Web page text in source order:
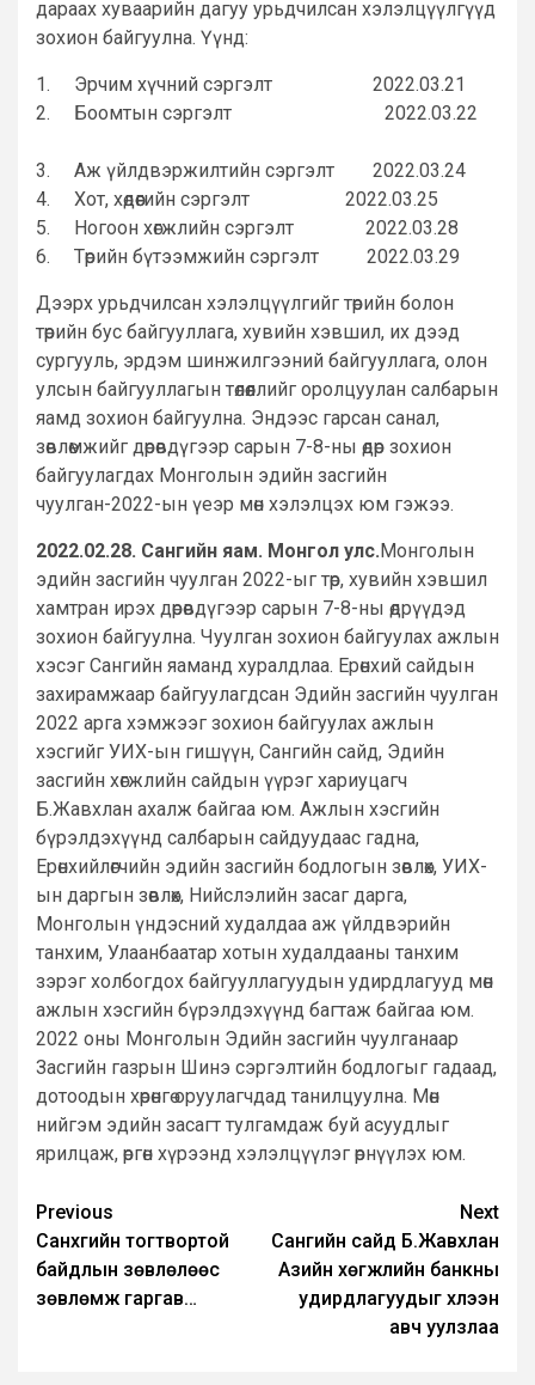
дараах хуваарийн дагуу урьдчилсан хэлэлцүүлгүүд
зохион байгуулна. Үүнд:
1. Эрчим хүчний сэргэлт 2022.03.21
2. Боомтын сэргэлт 2022.03.22
3. Аж үйлдвэржилтийн сэргэлт 2022.03.24
4. Хот, хөдөөгийн сэргэлт 2022.03.25
5. Ногоон хөгжлийн сэргэлт 2022.03.28
6. Төрийн бүтээмжийн сэргэлт 2022.03.29
Дээрх урьдчилсан хэлэлцүүлгийг төрийн болон
төрийн бус байгууллага, хувийн хэвшил, их дээд
сургууль, эрдэм шинжилгээний байгууллага, олон
улсын байгууллагын төлөөллийг оролцуулан салбарын
яамд зохион байгуулна. Эндээс гарсан санал,
зөвлөмжийг дөрөвдүгээр сарын 7-8-ны өдөр зохион
байгуулагдах Монголын эдийн засгийн
чуулган-2022-ын үеэр мөн хэлэлцэх юм гэжээ.
2022.02.28. Сангийн яам. Монгол улс.Монголын
эдийн засгийн чуулган 2022-ыг төр, хувийн хэвшил
хамтран ирэх дөрөвдүгээр сарын 7-8-ны өдрүүдэд
зохион байгуулна. Чуулган зохион байгуулах ажлын
хэсэг Сангийн яаманд хуралдлаа. Ерөнхий сайдын
захирамжаар байгуулагдсан Эдийн засгийн чуулган
2022 арга хэмжээг зохион байгуулах ажлын
хэсгийг УИХ-ын гишүүн, Сангийн сайд, Эдийн
засгийн хөгжлийн сайдын үүрэг хариуцагч
Б.Жавхлан ахалж байгаа юм. Ажлын хэсгийн
бүрэлдэхүүнд салбарын сайдуудаас гадна,
Ерөнхийлөгчийн эдийн засгийн бодлогын зөвлөх, УИХ-
ын даргын зөвлөх, Нийслэлийн засаг дарга,
Монголын үндэсний худалдаа аж үйлдвэрийн
танхим, Улаанбаатар хотын худалдааны танхим
зэрэг холбогдох байгууллагуудын удирдлагууд мөн
ажлын хэсгийн бүрэлдэхүүнд багтаж байгаа юм.
2022 оны Монголын Эдийн засгийн чуулганаар
Засгийн газрын Шинэ сэргэлтийн бодлогыг гадаад,
дотоодын хөрөнгө оруулагчдад танилцуулна. Мөн
нийгэм эдийн засагт тулгамдаж буй асуудлыг
ярилцаж, өргөн хүрээнд хэлэлцүүлэг өрнүүлэх юм.
Post
navigation
Previous
Санхүүгийн тогтвортой
байдлын зөвлөлөөс
зөвлөмж гаргав…
Next
Сангийн сайд Б.Жавхлан
Азийн хөгжлийн банкны
удирдлагуудыг хүлээн
авч уулзлаа